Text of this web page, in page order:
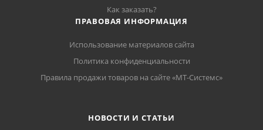
Как заказать?
ПРАВОВАЯ ИНФОРМАЦИЯ
Использование материалов сайта
Политика конфиденциальности
Правила продажи товаров на сайте «МТ-Системс»
НОВОСТИ И СТАТЬИ